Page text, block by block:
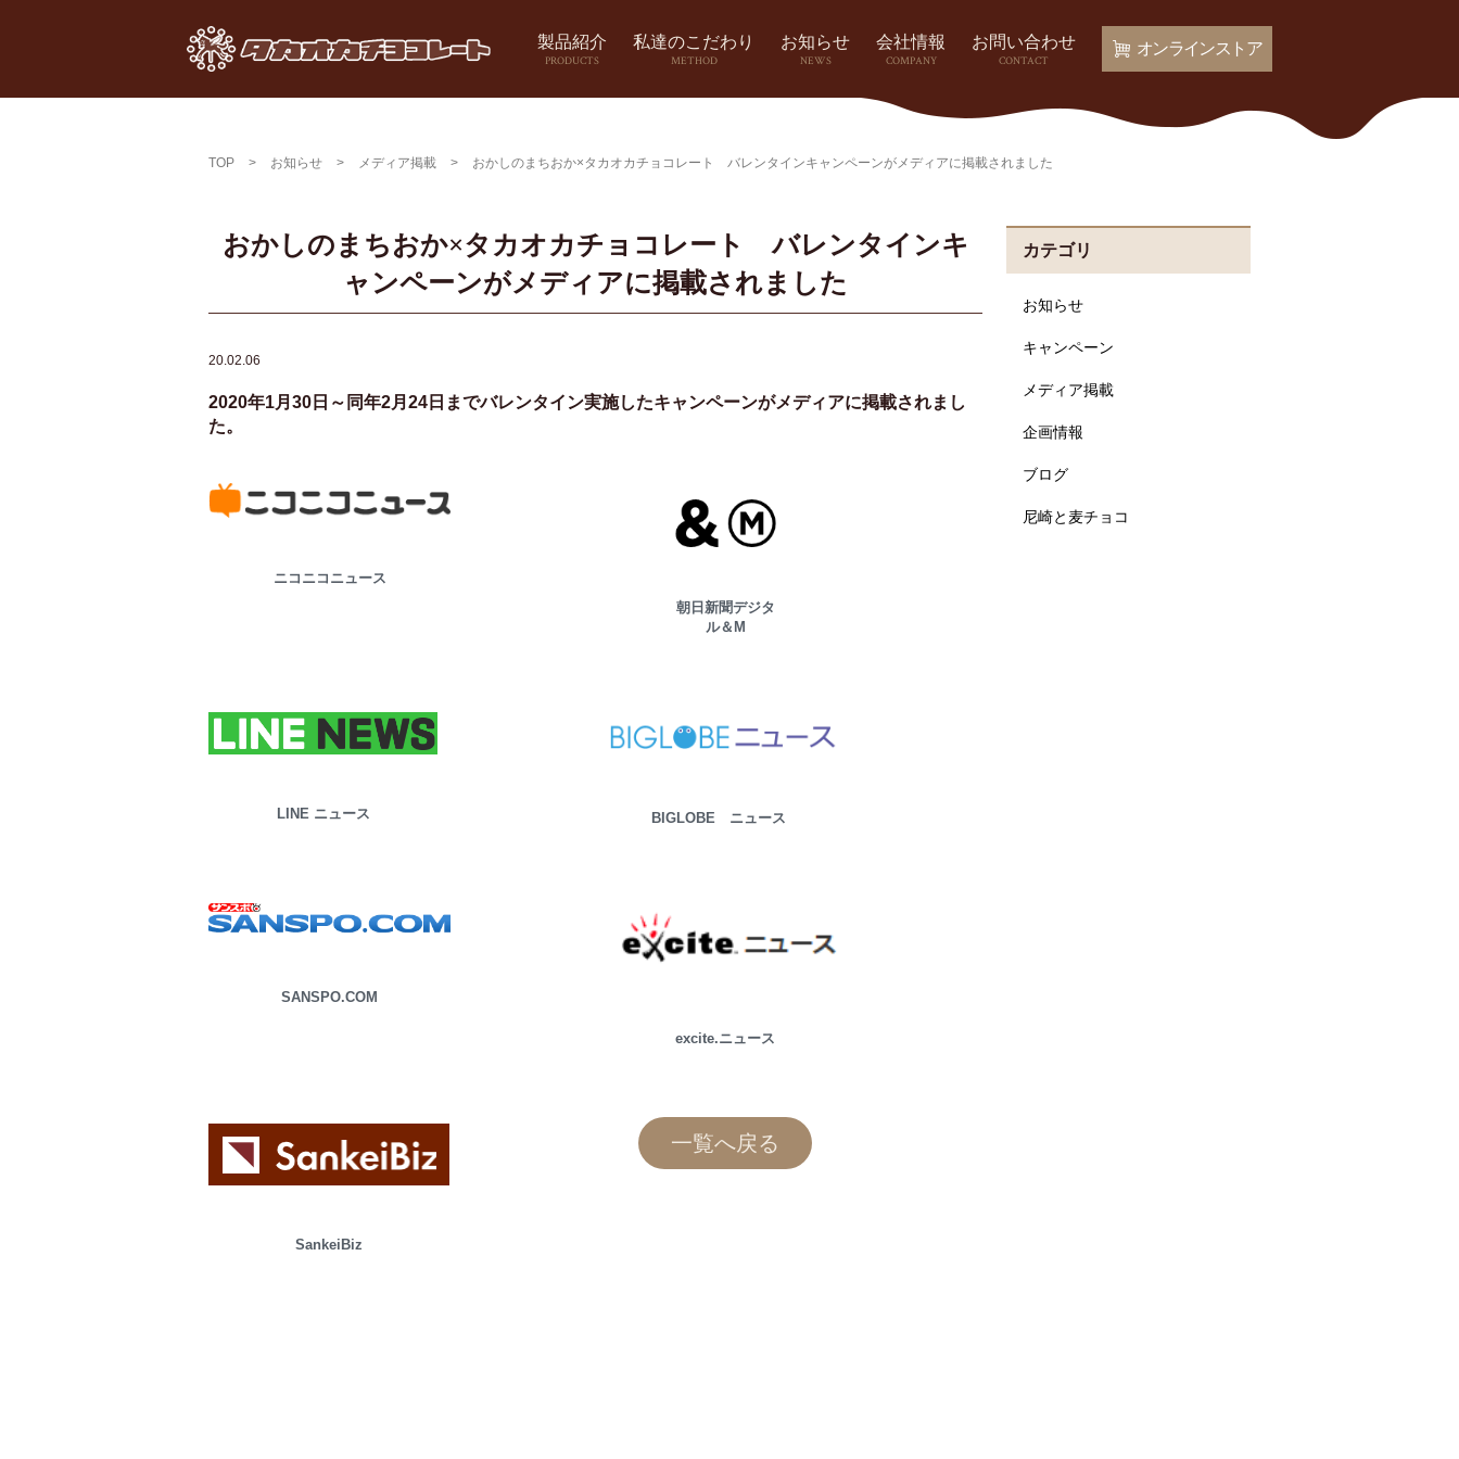
製品紹介
PRODUCTS
私達のこだわり
METHOD
お知らせ
NEWS
会社情報
COMPANY
お問い合わせ
CONTACT
オンラインストア
TOP > お知らせ > メディア掲載 > おかしのまちおか×タカオカチョコレート バレンタインキャンペーンがメディアに掲載されました
カテゴリ
お知らせ
キャンペーン
メディア掲載
企画情報
ブログ
尼崎と麦チョコ
おかしのまちおか×タカオカチョコレート バレンタインキ
ャンペーンがメディアに掲載されました
20.02.06
2020年1月30日～同年2月24日までバレンタイン実施したキャンペーンがメディアに掲載されまし
た。
ニコニコニュース
朝日新聞デジタ
ル＆M
LINE ニュース BIGLOBE ニュース
SANSPO.COM
excite.ニュース
SankeiBiz
一覧へ戻る